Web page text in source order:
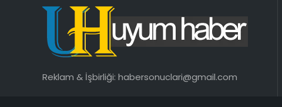
Reklam & İşbirliği: habersonuclari@gmail.com